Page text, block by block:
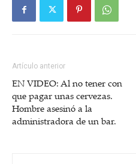
Artículo anterior
EN VIDEO: Al no tener con
que pagar unas cervezas.
Hombre asesinó a la
administradora de un bar.